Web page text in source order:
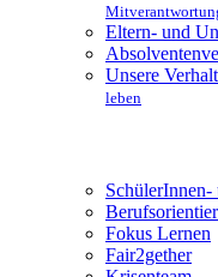
Eltern- und
Unsere
leben
Fokus Lernen
Fair2gether